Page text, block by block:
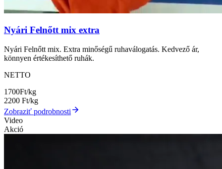
Nyári Felnőtt mix extra
Nyári Felnőtt mix. Extra minőségű ruhaválogatás. Kedvező ár,
könnyen értékesíthető ruhák.
NETTO
1700Ft/kg
2200 Ft/kg
Zobraziť podrobnosti
Video
Akció